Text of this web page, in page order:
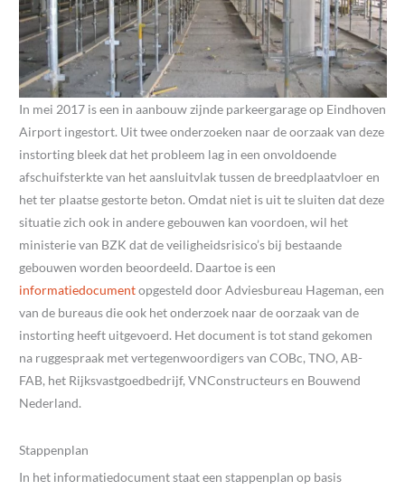
In mei 2017 is een in aanbouw zijnde parkeergarage op Eindhoven
Airport ingestort. Uit twee onderzoeken naar de oorzaak van deze
instorting bleek dat het probleem lag in een onvoldoende
afschuifsterkte van het aansluitvlak tussen de breedplaatvloer en
het ter plaatse gestorte beton. Omdat niet is uit te sluiten dat deze
situatie zich ook in andere gebouwen kan voordoen, wil het
ministerie van BZK dat de veiligheidsrisico’s bij bestaande
gebouwen worden beoordeeld. Daartoe is een
informatiedocumentopgesteld door Adviesbureau Hageman, een
van de bureaus die ook het onderzoek naar de oorzaak van de
instorting heeft uitgevoerd. Het document is tot stand gekomen
na ruggespraak met vertegenwoordigers van COBc, TNO, AB-
FAB, het Rijksvastgoedbedrijf, VNConstructeurs en Bouwend
Nederland.
Stappenplan
In het informatiedocument staat een stappenplan op basis